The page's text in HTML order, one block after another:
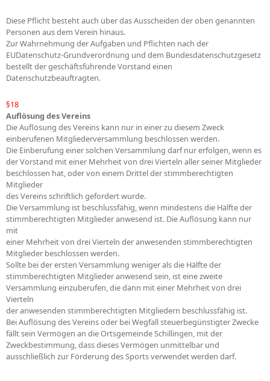
Diese Pflicht besteht auch über das Ausscheiden der oben genannten
Personen aus dem Verein hinaus.
Zur Wahrnehmung der Aufgaben und Pflichten nach der
EUDatenschutz-Grundverordnung und dem Bundesdatenschutzgesetz
bestellt der geschäftsführende Vorstand einen
Datenschutzbeauftragten.
§18
Auflösung des Vereins
Die Auflösung des Vereins kann nur in einer zu diesem Zweck
einberufenen Mitgliederversammlung beschlossen werden.
Die Einberufung einer solchen Versammlung darf nur erfolgen, wenn es
der Vorstand mit einer Mehrheit von drei Vierteln aller seiner Mitglieder
beschlossen hat, oder von einem Drittel der stimmberechtigten
Mitglieder
des Vereins schriftlich gefordert wurde.
Die Versammlung ist beschlussfähig, wenn mindestens die Hälfte der
stimmberechtigten Mitglieder anwesend ist. Die Auflösung kann nur
mit
einer Mehrheit von drei Vierteln der anwesenden stimmberechtigten
Mitglieder beschlossen werden.
Sollte bei der ersten Versammlung weniger als die Hälfte der
stimmberechtigten Mitglieder anwesend sein, ist eine zweite
Versammlung einzuberufen, die dann mit einer Mehrheit von drei
Vierteln
der anwesenden stimmberechtigten Mitgliedern beschlussfähig ist.
Bei Auflösung des Vereins oder bei Wegfall steuerbegünstigter Zwecke
fällt sein Vermögen an die Ortsgemeinde Schillingen, mit der
Zweckbestimmung, dass dieses Vermögen unmittelbar und
ausschließlich zur Förderung des Sports verwendet werden darf.